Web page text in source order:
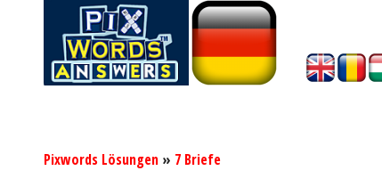
Pixwords Lösungen » 7 Briefe